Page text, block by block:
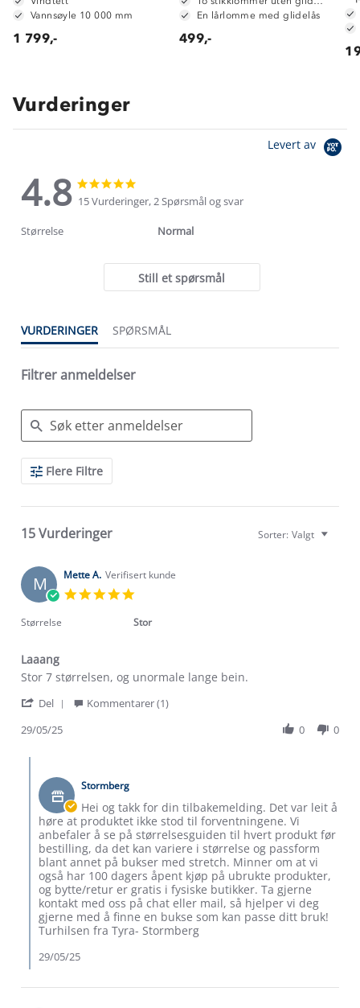
Vannsøyle 10 000 mm
1 799,-
En lårlomme med glidelås
499,-
Vurderinger
Levert av
4.8
4.8
star
rating
star
rating
15 Vurderinger, 2 Spørsmål og svar
Størrelse Normal
Still et spørsmål
VURDERINGER SPØRSMÅL
Filtrer anmeldelser
Search
ReviewsFlere Filtre
15 Vurderinger Sorter: Valgt
M Mette A. Verifisert kunde
rating
Størrelse Stor
Laaang
Review
Mette
on
May
review
Laaang
Stor 7 størrelsen, og unormale lange bein.
Del
on
29
May
2025
Kommentarer (1)
29/05/25
0 0
Butikkeier
on
Review
by
Mette
A.
on
29
May
2025
Stormberg
Hei og takk for din tilbakemelding. Det var leit å
høre at produktet ikke stod til forventningene. Vi
anbefaler å se på størrelsesguiden til hvert produkt før
bestilling, da det kan variere i størrelse og passform
blant annet på bukser med stretch. Minner om at vi
også har 100 dagers åpent kjøp på ubrukte produkter,
og bytte/retur er gratis i fysiske butikker. Ta gjerne
kontakt med oss på chat eller mail, så hjelper vi deg
gjerne med å finne en bukse som kan passe ditt bruk!
Turhilsen fra Tyra- Stormberg
29/05/25